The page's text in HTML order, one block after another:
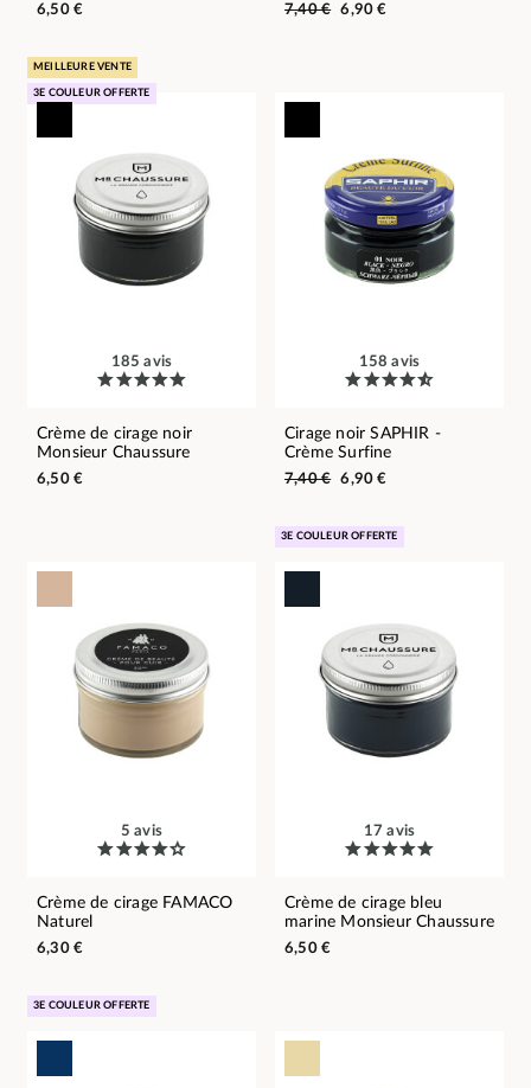
6,50 €
7,40 € 6,90 €
MEILLEURE VENTE
3E COULEUR OFFERTE
185 avis
Crème de cirage noir
Monsieur Chaussure
6,50 €
158 avis
Cirage noir SAPHIR -
Crème Surfine
7,40 € 6,90 €
5 avis
Crème de cirage FAMACO
Naturel
6,30 €
3E COULEUR OFFERTE
17 avis
Crème de cirage bleu
marine Monsieur Chaussure
6,50 €
3E COULEUR OFFERTE